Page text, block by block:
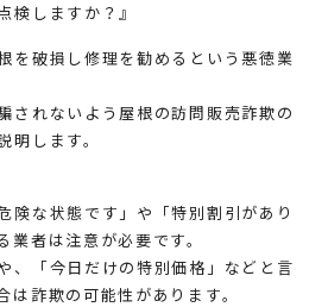
検しますか？』
を破損し修理を勧めるという悪徳業
されないよう屋根の訪問販売詐欺の
明します。
険な状態です」や「特別割引があり
業者は注意が必要です。
、「今日だけの特別価格」などと言
は詐欺の可能性があります。